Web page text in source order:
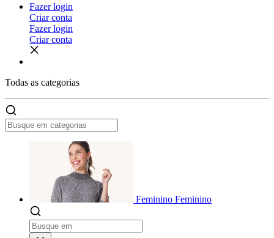
Fazer login
Criar conta
Fazer login
Criar conta
Todas as categorias
Feminino Feminino